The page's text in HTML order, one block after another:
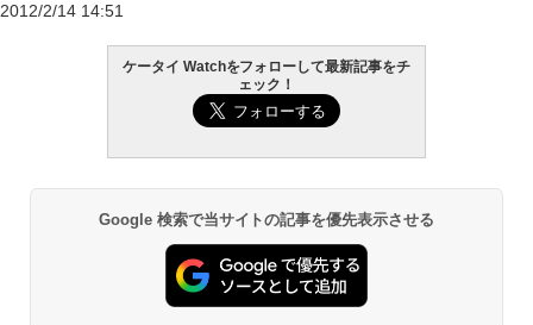
2012/2/14 14:51
ケータイ Watchをフォローして最新記事をチ
ェック！
Google 検索で当サイトの記事を優先表示させる